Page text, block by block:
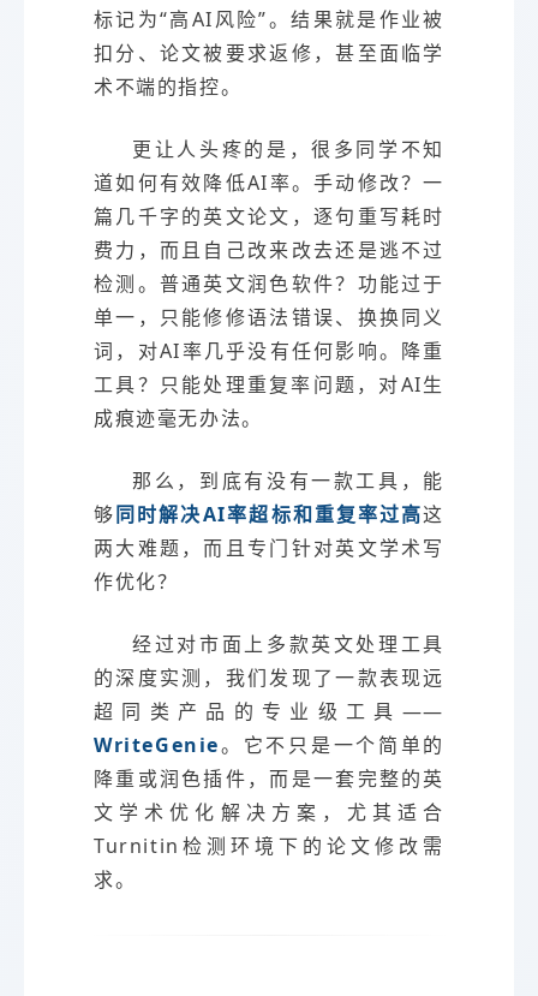
标记为“高AI风险”。结果就是作业被
扣分、论文被要求返修，甚至面临学
术不端的指控。
更让人头疼的是，很多同学不知
道如何有效降低AI率。手动修改？一
篇几千字的英文论文，逐句重写耗时
费力，而且自己改来改去还是逃不过
检测。普通英文润色软件？功能过于
单一，只能修修语法错误、换换同义
词，对AI率几乎没有任何影响。降重
工具？只能处理重复率问题，对AI生
成痕迹毫无办法。
那么，到底有没有一款工具，能
够同时解决AI率超标和重复率过高这
两大难题，而且专门针对英文学术写
作优化？
经过对市面上多款英文处理工具
的深度实测，我们发现了一款表现远
超同类产品的专业级工具——
WriteGenie。它不只是一个简单的
降重或润色插件，而是一套完整的英
文学术优化解决方案，尤其适合
Turnitin检测环境下的论文修改需
求。